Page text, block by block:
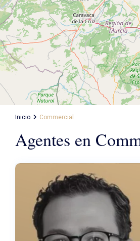
Inicio Commercial
Agentes en